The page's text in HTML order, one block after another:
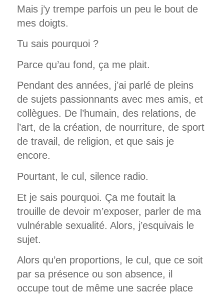
Mais j’y trempe parfois un peu le bout de
mes doigts.
Tu sais pourquoi ?
Parce qu’au fond, ça me plait.
Pendant des années, j’ai parlé de pleins
de sujets passionnants avec mes amis, et
collègues. De l’humain, des relations, de
l’art, de la création, de nourriture, de sport
de travail, de religion, et que sais je
encore.
Pourtant, le cul, silence radio.
Et je sais pourquoi. Ça me foutait la
trouille de devoir m’exposer, parler de ma
vulnérable sexualité. Alors, j’esquivais le
sujet.
Alors qu’en proportions, le cul, que ce soit
par sa présence ou son absence, il
occupe tout de même une sacrée place